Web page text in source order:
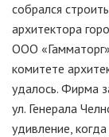
собрался
архитектора
ООО
комитете
удалось. Фирма
ул. Генерала
удивление,